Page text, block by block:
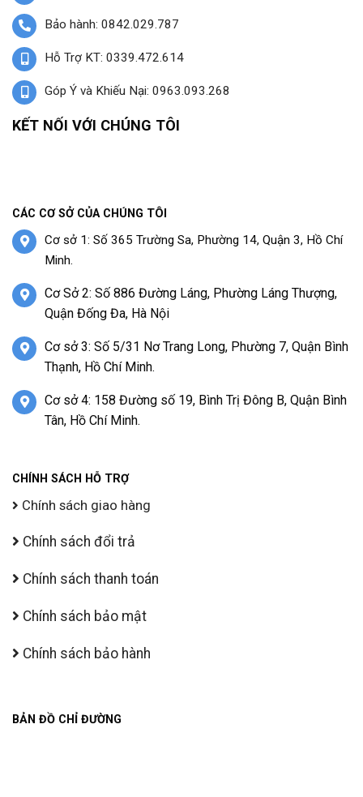
Bảo hành: 0842.029.787
Hỗ Trợ KT: 0339.472.614
Góp Ý và Khiếu Nại: 0963.093.268
KẾT NỐI VỚI CHÚNG TÔI
CÁC CƠ SỞ CỦA CHÚNG TÔI
Cơ sở 1: Số 365 Trường Sa, Phường 14, Quận 3, Hồ Chí
Minh.
Cơ Sở 2: Số 886 Đường Láng, Phường Láng Thượng,
Quận Đống Đa, Hà Nội
Cơ sở 3: Số 5/31 Nơ Trang Long, Phường 7, Quận Bình
Thạnh, Hồ Chí Minh.
Cơ sở 4: 158 Đường số 19, Bình Trị Đông B, Quận Bình
Tân, Hồ Chí Minh.
CHÍNH SÁCH HỖ TRỢ
Chính sách giao hàng
Chính sách đổi trả
Chính sách thanh toán
Chính sách bảo mật
Chính sách bảo hành
BẢN ĐỒ CHỈ ĐƯỜNG